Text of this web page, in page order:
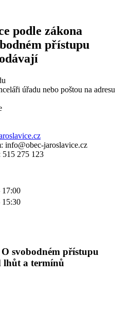
podle zákona
přístupu
úřadu nebo poštou na adresu
info@obec-jaroslavice.cz
515 275 123
17:00
15:30
svobodném přístupu
lhůt a termínů